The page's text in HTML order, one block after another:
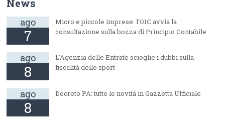
News
ago
7
Micro e piccole imprese: l'OIC avvia la
consultazione sulla bozza di Principio Contabile
ago
8
L'Agenzia delle Entrate scioglie i dubbi sulla
fiscalità dello sport
ago
8
Decreto PA: tutte le novità in Gazzetta Ufficiale